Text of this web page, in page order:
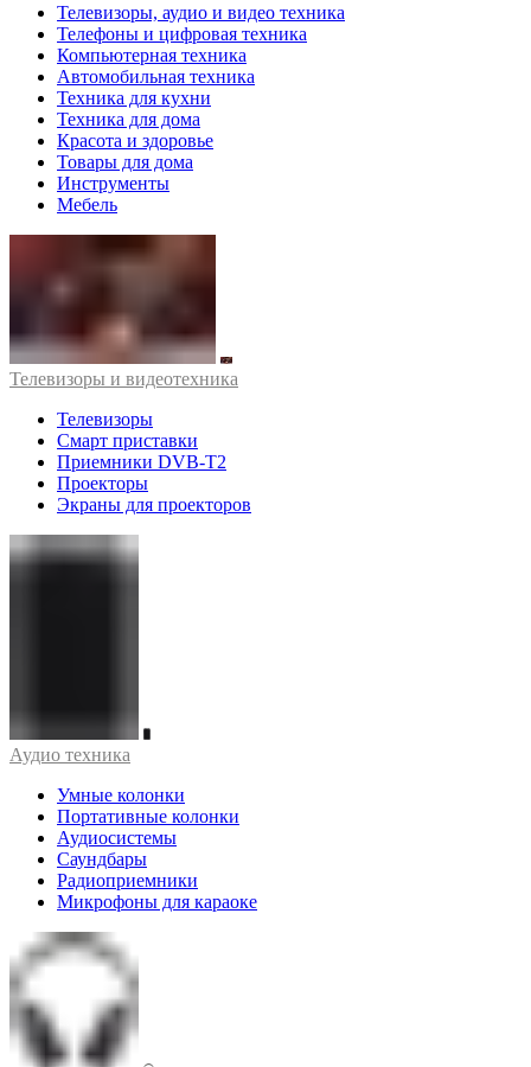
Телевизоры, аудио и видео техника
Телефоны и цифровая техника
Компьютерная техника
Автомобильная техника
Техника для кухни
Техника для дома
Красота и здоровье
Товары для дома
Инструменты
Мебель
Телевизоры и видеотехника
Телевизоры
Смарт приставки
Приемники DVB-T2
Проекторы
Экраны для проекторов
Аудио техника
Умные колонки
Портативные колонки
Аудиосистемы
Саундбары
Радиоприемники
Микрофоны для караоке